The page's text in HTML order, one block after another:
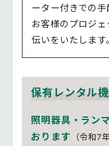
ーター付きでの手
お客様のプロジ
伝いをいたします。
保有レンタル機
照明器具・ラン
おります （令和7